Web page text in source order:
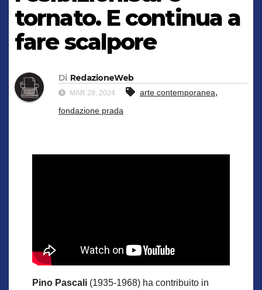
tornato. E continua a
fare scalpore
Di RedazioneWeb
MAR 28, 2024 arte contemporanea,
fondazione prada
Pino Pascali (1935-1968) ha contribuito in